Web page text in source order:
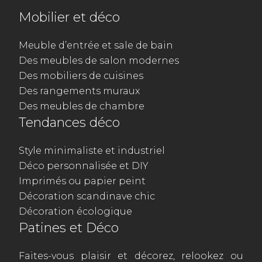
Mobilier et déco
Meuble d’entrée et sale de bain
Des meubles de salon modernes
Des mobiliers de cuisines
Des rangements muraux
Des meubles de chambre
Tendances déco
Style minimaliste et industriel
Déco personnalisée et DIY
Imprimés ou papier peint
Décoration scandinave chic
Décoration écologique
Patines et Déco
Faites-vous plaisir et décorez, relookez ou